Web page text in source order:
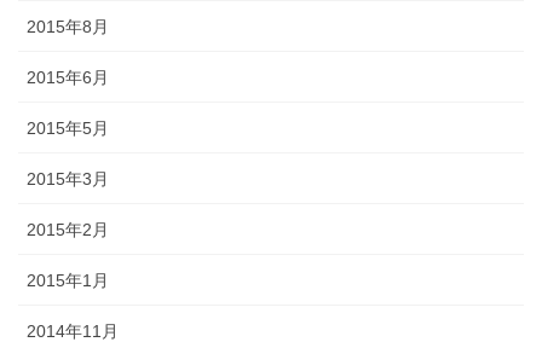
2015年8月
2015年6月
2015年5月
2015年3月
2015年2月
2015年1月
2014年11月